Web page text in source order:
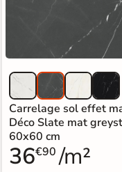
Carrelage sol effet
Déco Slate mat
60x60 cm
36€90 /m²